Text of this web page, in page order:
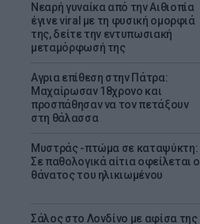
Νεαρή γυναίκα από την Αιθιοπία
έγινε viral με τη φυσική ομορφιά
της, δείτε την εντυπωσιακή
μεταμόρφωσή της
Αγρια επίθεση στην Πάτρα:
Μαχαίρωσαν 18χρονο και
προσπάθησαν να τον πετάξουν
στη θάλασσα
Μυστράς -πτώμα σε καταψύκτη:
Σε παθολογικά αίτια οφείλεται ο
θάνατος του ηλικιωμένου
Σάλος στο Λονδίνο με αφίσα της